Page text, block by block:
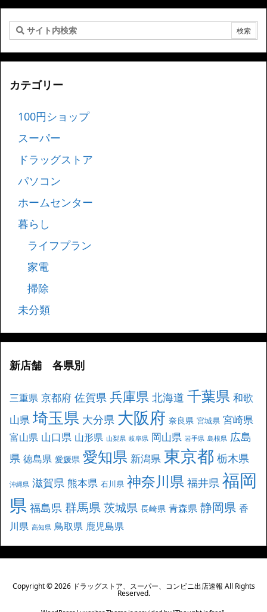
カテゴリー
100円ショップ
スーパー
ドラッグストア
パソコン
ホームセンター
暮らし
ライフプラン
家電
掃除
未分類
新店舗 各県別
三重県 京都府 佐賀県 兵庫県 北海道 千葉県 和歌
山県 埼玉県 大分県 大阪府 奈良県 宮城県 宮崎県
富山県 山口県 山形県 山梨県 岐阜県 岡山県 岩手県 島根県 広島
県 徳島県 愛媛県 愛知県 新潟県 東京都 栃木県
沖縄県 滋賀県 熊本県 石川県 神奈川県 福井県 福岡
県 福島県 群馬県茨城県 長崎県 青森県 静岡県 香
川県 高知県 鳥取県 鹿児島県
Copyright ©2026 ドラッグストア、スーパー、コンビニ出店速報 All Rights
Reserved.